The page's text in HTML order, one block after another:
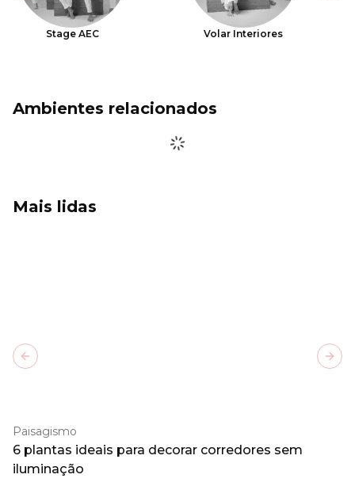
Stage AEC Volar Interiores
Ambientes relacionados
Mais lidas
Paisagismo
6 plantas ideais para decorar corredores sem
iluminação
Previous slide